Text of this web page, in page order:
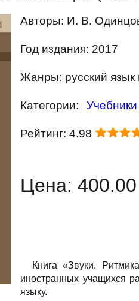
Авторы: И. В.
Год издания: 2017
Жанры: русский язык
Категории:
Рейтинг: 4.98
Цена: 400.00
Книга «Звуки.
иностранных учащихся
языку.